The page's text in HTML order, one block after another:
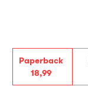
Paperback
18,99